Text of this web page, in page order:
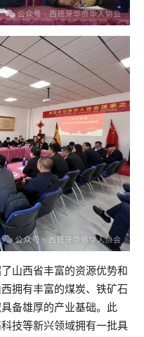
山西省丰富的资源优势和
拥有丰富的煤炭、铁矿石
备雄厚的产业基础。此
技等新兴领域拥有一批具